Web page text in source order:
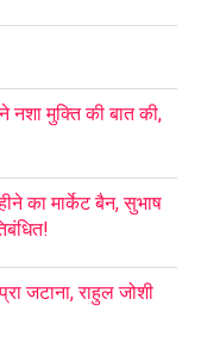
मुक्ति की बात की,
का मार्केट बैन, सुभाष
जटाना, राहुल जोशी